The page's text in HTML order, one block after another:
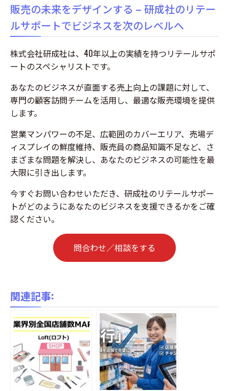
れだけ素晴...
販売の未来をデザインする – 研成社のリテー
ルサポートでビジネスを次のレベルへ
株式会社研成社は、40年以上の実績を持つリテールサポ
ートのスペシャリストです。
あなたのビジネスが直面する売上向上の課題に対して、
専門の顧客訪問チームを活用し、最適な販売環境を提供
します。
営業マンパワーの不足、広範囲のカバーエリア、売場デ
ィスプレイの鮮度維持、販売員の商品知識不足など、さ
まざまな問題を解決し、あなたのビジネスの可能性を最
大限に引き出します。
今すぐお問い合わせいただき、研成社のリテールサポー
トがどのようにあなたのビジネスを支援できるかをご確
認ください。
問合わせ／相談をする
関連記事: